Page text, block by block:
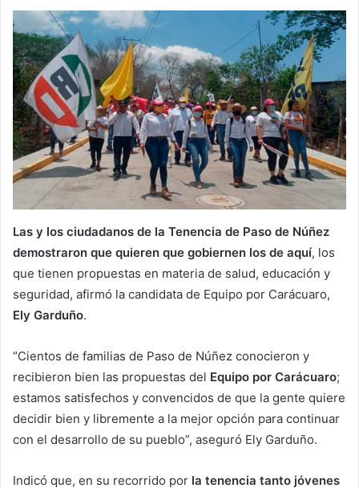
Las y los ciudadanos de la Tenencia de Paso de Núñez
demostraron que quieren que gobiernen los de aquí, los
que tienen propuestas en materia de salud, educación y
seguridad, afirmó la candidata de Equipo por Carácuaro,
Ely Garduño.
“Cientos de familias de Paso de Núñez conocieron y
recibieron bien las propuestas del Equipo por Carácuaro;
estamos satisfechos y convencidos de que la gente quiere
decidir bien y libremente a la mejor opción para continuar
con el desarrollo de su pueblo”, aseguró Ely Garduño.
Indicó que, en su recorrido por la tenencia tanto jóvenes